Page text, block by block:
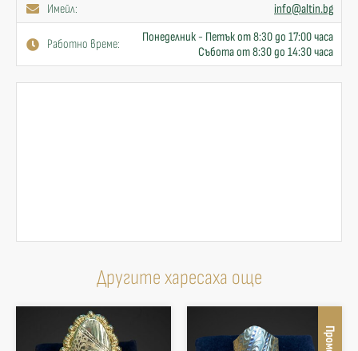
Имейл:
info@altin.bg
Работно време:
Понеделник - Петък от 8:30 до 17:00 часа
Събота от 8:30 до 14:30 часа
Другите харесаха още